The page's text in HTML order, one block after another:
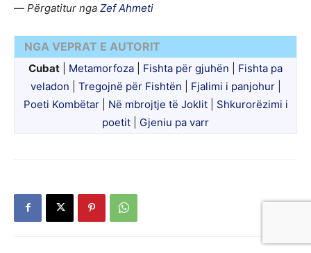
— Përgatitur nga Zef Ahmeti
NGA VEPRAT E AUTORIT
Cubat Metamorfoza Fishta për gjuhën
Fishta pa
veladon
Tregojnë për Fishtën Fjalimi i panjohur|
Poeti Kombëtar| Në mbrojtje të Joklit| Shkurorëzimi i
poetit
Gjeniu pa varr